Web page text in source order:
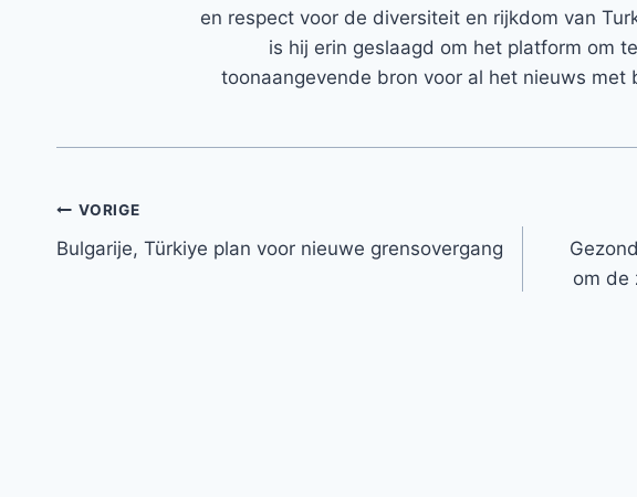
en respect voor de diversiteit en rijkdom van
is hij erin geslaagd om het platform om
toonaangevende bron voor al het nieuws met
Bericht
navigatie
VORIGE
Bulgarije, Türkiye plan voor nieuwe grensovergang
om de